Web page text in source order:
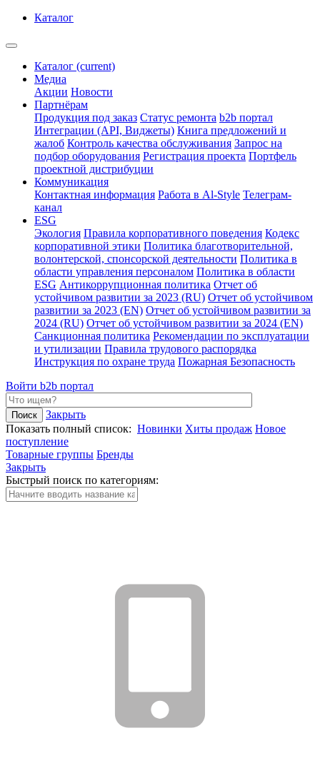
Каталог
Каталог (current)
Медиа
Акции Новости
Партнёрам
Продукция под заказ Статус ремонта b2b портал
Интеграции (API, Виджеты) Книга предложений и
жалоб Контроль качества обслуживания Запрос на
подбор оборудования Регистрация проекта Портфель
проектной дистрибуции
Коммуникация
Контактная информация Работа в Al-Style Телеграм-
канал
ESG
Экология Правила корпоративного поведения Кодекс
корпоративной этики Политика благотворительной,
волонтерской, спонсорской деятельности Политика в
области управления персоналом Политика в области
ESG Антикоррупционная политика Отчет об
устойчивом развитии за 2023 (RU) Отчет об устойчивом
развитии за 2023 (EN) Отчет об устойчивом развитии за
2024 (RU) Отчет об устойчивом развитии за 2024 (EN)
Санкционная политика Рекомендации по эксплуатации
и утилизации Правила трудового распорядка
Инструкция по охране труда Пожарная Безопасность
Войти b2b портал
Закрыть
Показать полный список: Новинки Хиты продаж Новое
поступление
Товарные группы Бренды
Закрыть
Быстрый поиск по категориям: